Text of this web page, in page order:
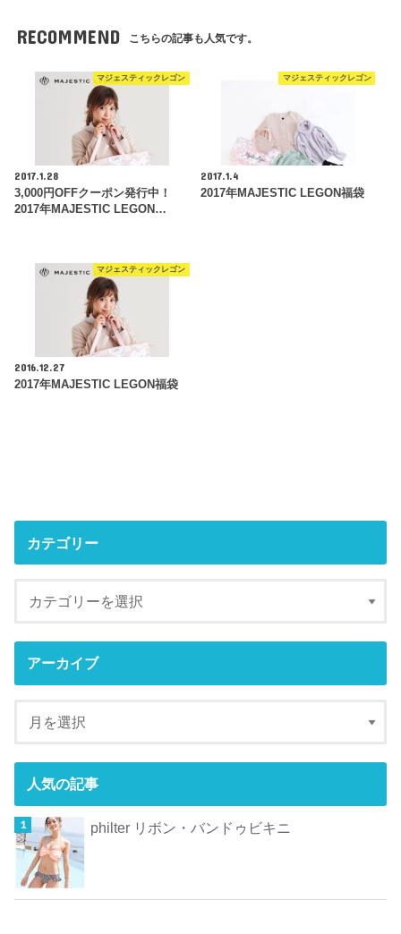
RECOMMEND こちらの記事も人気です。
マジェスティックレゴン
2017.1.28
3,000円OFFクーポン発行中！
2017年MAJESTIC LEGON…
マジェスティックレゴン
2017.1.4
2017年MAJESTIC LEGON福袋
マジェスティックレゴン
2016.12.27
2017年MAJESTIC LEGON福袋
カテゴリー
アーカイブ
人気の記事
philter リボン・バンドゥビキニ